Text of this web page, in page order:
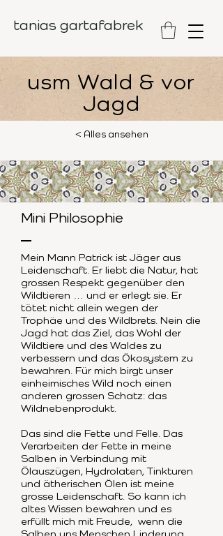
tanias gartafabrek
usm Wald & vor
Jagd
< Alles ansehen
Mini Philosophie
Mein Mann Patrick ist Jäger aus
Leidenschaft. Er liebt die Natur, hat
grossen Respekt gegenüber den
Wildtieren … und er erlegt sie. Er
tötet nicht allein wegen der
Trophäe und des Wildbrets. Nein die
Jagd hat das Ziel, das Wohl der
Wildtiere und des Waldes zu
verbessern und das Ökosystem zu
bewahren. Für mich birgt unser
einheimisches Wild noch einen
anderen grossen Schatz: das
Wildnebenprodukt.
Das sind die Fette und Felle. Das
Verarbeiten der Fette in meine
Salben in Verbindung mit
Ölauszügen, Hydrolaten, Tinkturen
und ätherischen Ölen ist meine
grosse Leidenschaft. So kann ich
altes Wissen bewahren und es
erfüllt mich mit Freude, wenn die
Salben uns Menschen Linderung